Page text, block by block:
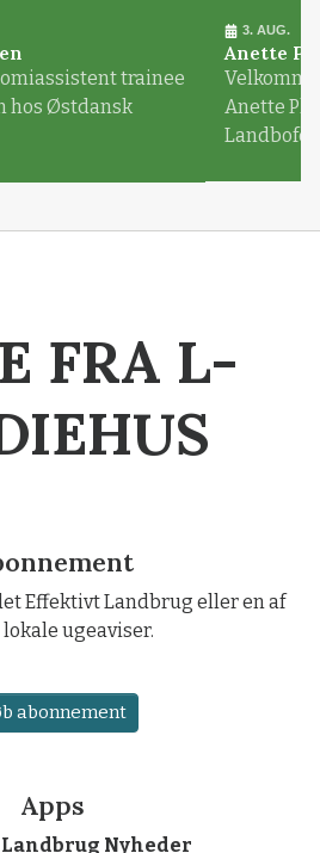
trainee
hos Østdansk
3. AUG.
Anette
Anette
FRA L-
Effektivt Landbrug eller en af
lokale ugeaviser.
abonnement
Apps
Nyheder